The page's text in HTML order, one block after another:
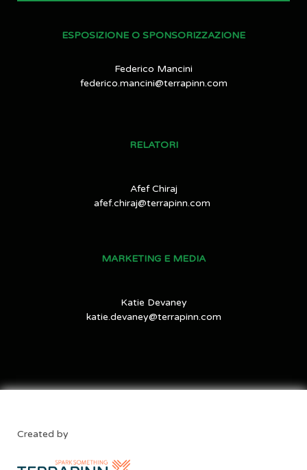
ESPOSIZIONE O SPONSORIZZAZIONE
Federico Mancini
federico.mancini@terrapinn.com
RELATORI
Afef Chiraj
afef.chiraj@terrapinn.com
MARKETING E MEDIA
Katie Devaney
katie.devaney@terrapinn.com
Created by